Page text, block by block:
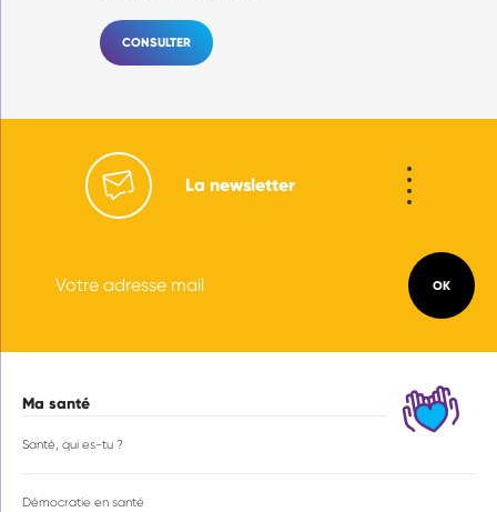
CONSULTER
La newsletter
Navigation
principale
Ma santé
Santé, qui es-tu ?
Démocratie en santé